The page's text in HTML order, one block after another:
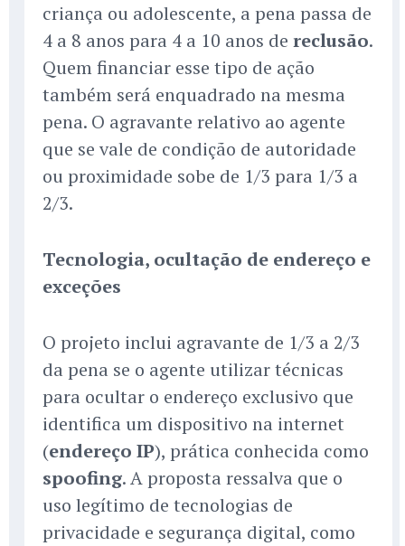
criança ou adolescente, a pena passa de
4 a 8 anos para 4 a 10 anos de reclusão.
Quem financiar esse tipo de ação
também será enquadrado na mesma
pena. O agravante relativo ao agente
que se vale de condição de autoridade
ou proximidade sobe de 1/3 para 1/3 a
2/3.
Tecnologia, ocultação de endereço e
exceções
O projeto inclui agravante de 1/3 a 2/3
da pena se o agente utilizar técnicas
para ocultar o endereço exclusivo que
identifica um dispositivo na internet
(endereço IP), prática conhecida como
spoofing. A proposta ressalva que o
uso legítimo de tecnologias de
privacidade e segurança digital, como